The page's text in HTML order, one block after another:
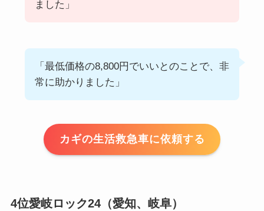
ました」
「最低価格の8,800円でいいとのことで、非
常に助かりました」
カギの生活救急車に依頼する
4位愛岐ロック24（愛知、岐阜）